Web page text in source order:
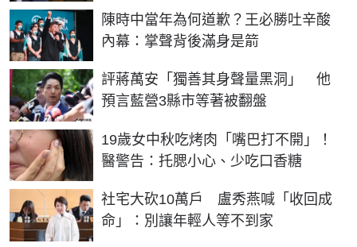
陳時中當年為何道歉？王必勝吐辛酸
內幕：掌聲背後滿身是箭
評蔣萬安「獨善其身聲量黑洞」 他
預言藍營3縣市等著被翻盤
19歲女中秋吃烤肉「嘴巴打不開」！
醫警告：托腮小心、少吃口香糖
社宅大砍10萬戶 盧秀燕喊「收回成
命」：別讓年輕人等不到家